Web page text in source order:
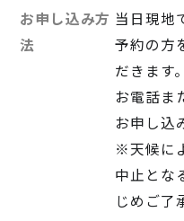
お申し込み方
法
当日現地
予約の方
だきます。
お電話ま
お申し込
※天候に
中止とな
じめご了